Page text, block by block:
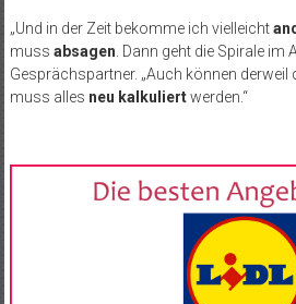
„Und in der Zeit bekomme ich vielleicht
muss absagen . Dann geht die Spirale im
Gesprächspartner. „Auch können derweil
muss alles neu kalkuliertwerden.“